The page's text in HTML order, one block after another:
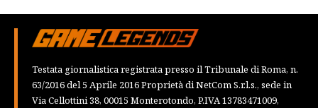
Testata giornalistica registrata presso il Tribunale di Roma, n.
63/2016 del 5 Aprile 2016 Proprietà di NetCom S.r.l.s., sede in
Via Cellottini 38, 00015 Monterotondo, P.IVA 13783471009,